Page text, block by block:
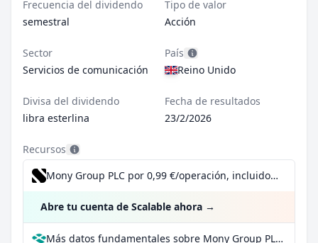
Frecuencia del dividendo
semestral
Tipo de valor
Acción
Sector
Servicios de comunicación
País
Reino Unido
Divisa del dividendo
libra esterlina
Fecha de resultados
23/2/2026
Recursos
Mony Group PLC por 0,99 €/operación, incluido el Dividend Reinvestment Plan
Abre tu cuenta de Scalable ahora →
Más datos fundamentales sobre Mony Group PLC en Parqet